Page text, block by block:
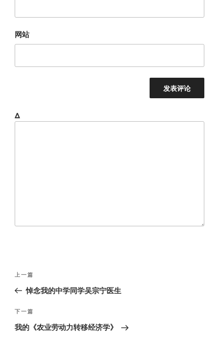
网站
Δ
文
导
航
上
一
文
章
上一篇
悼念我的中学同学吴宗宁医生
下
一
下一篇
我的《农业劳动力转移经济学》